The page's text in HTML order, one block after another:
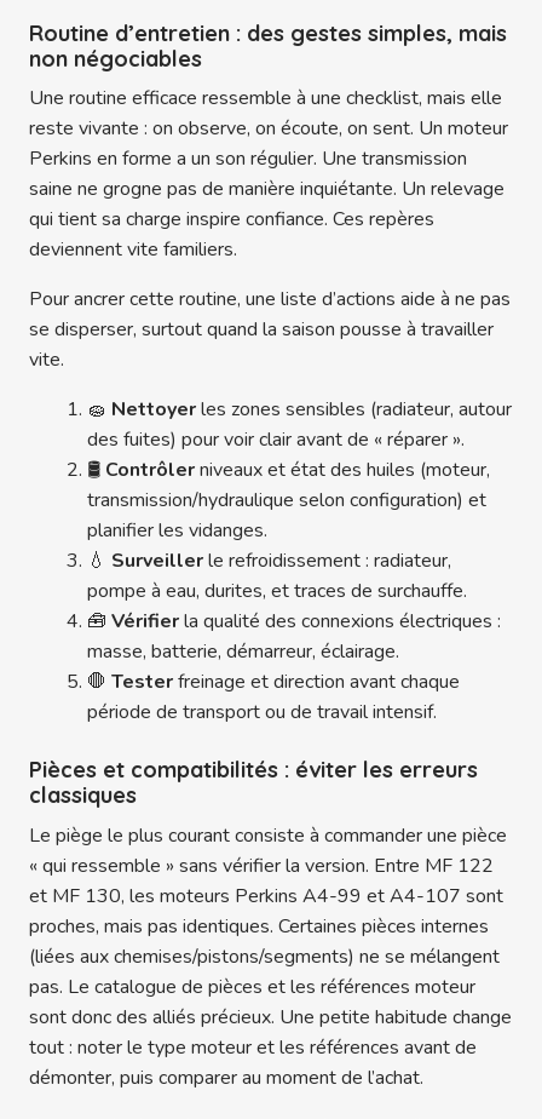
Routine d’entretien : des gestes simples, mais
non négociables
Une routine efficace ressemble à une checklist, mais elle
reste vivante : on observe, on écoute, on sent. Un moteur
Perkins en forme a un son régulier. Une transmission
saine ne grogne pas de manière inquiétante. Un relevage
qui tient sa charge inspire confiance. Ces repères
deviennent vite familiers.
Pour ancrer cette routine, une liste d’actions aide à ne pas
se disperser, surtout quand la saison pousse à travailler
vite.
🧽 Nettoyerles zones sensibles (radiateur, autour
des fuites) pour voir clair avant de « réparer ».
🛢️ Contrôlerniveaux et état des huiles (moteur,
transmission/hydraulique selon configuration) et
planifier les vidanges.
💧 Surveillerle refroidissement : radiateur,
pompe à eau, durites, et traces de surchauffe.
🧰 Vérifierla qualité des connexions électriques :
masse, batterie, démarreur, éclairage.
🛑 Testerfreinage et direction avant chaque
période de transport ou de travail intensif.
Pièces et compatibilités : éviter les erreurs
classiques
Le piège le plus courant consiste à commander une pièce
« qui ressemble » sans vérifier la version. Entre MF 122
et MF 130, les moteurs Perkins A4-99 et A4-107 sont
proches, mais pas identiques. Certaines pièces internes
(liées aux chemises/pistons/segments) ne se mélangent
pas. Le catalogue de pièces et les références moteur
sont donc des alliés précieux. Une petite habitude change
tout : noter le type moteur et les références avant de
démonter, puis comparer au moment de l’achat.